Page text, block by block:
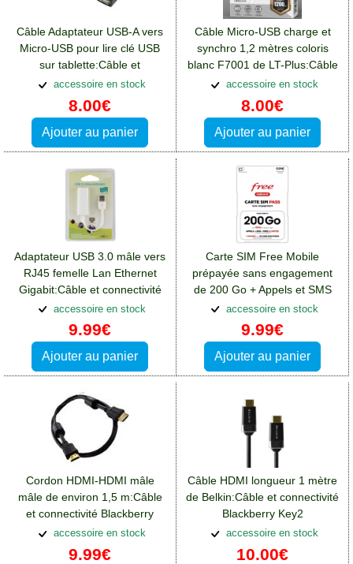
Câble Adaptateur USB-A vers
Micro-USB pour lire clé USB
sur tablette:Câble et
connectivité Blackberry Key2
accessoire en stock
8.00€
Ajouter au panier
Câble Micro-USB charge et
synchro 1,2 mètres coloris
blanc F7001 de LT-Plus:Câble
et connectivité Blackberry
Key2
accessoire en stock
8.00€
Ajouter au panier
Adaptateur USB 3.0 mâle vers
RJ45 femelle Lan Ethernet
Gigabit:Câble et connectivité
Blackberry Key2
accessoire en stock
9.99€
Ajouter au panier
Carte SIM Free Mobile
prépayée sans engagement
de 200 Go + Appels et SMS
illimités
accessoire en stock
9.99€
Ajouter au panier
Cordon HDMI-HDMI mâle
mâle de environ 1,5 m:Câble
et connectivité Blackberry
Key2
accessoire en stock
9.99€
Câble HDMI longueur 1 mètre
de Belkin:Câble et connectivité
Blackberry Key2
accessoire en stock
10.00€